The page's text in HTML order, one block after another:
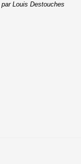
par Louis Destouches